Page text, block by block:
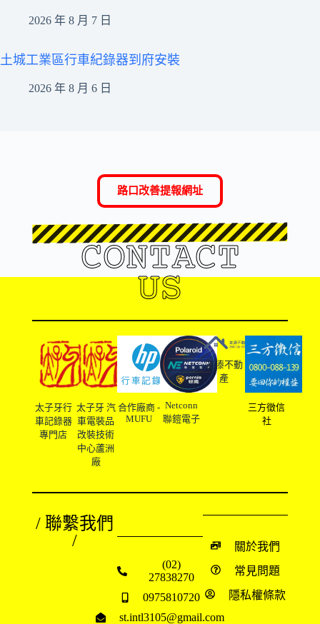
2026 年 8 月 7 日
土城工業區行車紀錄器到府安裝
2026 年 8 月 6 日
路口改善提報網址
CONTACT
US
太子牙行
車記錄器
專門店
太子牙 汽
車電裝品
改裝技術
中心蘆洲
廠
合作廠商 -
MUFU
Netconn
聯鎧電子
友溙不動
產
三方徵信
社
/ 聯繫我們
/
(02)
27838270
0975810720
st.intl3105@gmail.com
關於我們
常見問題
隱私權條款